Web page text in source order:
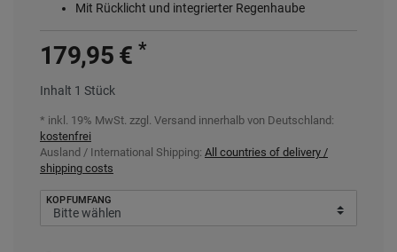
Mit Rücklicht und integrierter Regenhaube
179,95 € *
Inhalt 1 Stück
* inkl. 19% MwSt. zzgl. Versand innerhalb von Deutschland:
kostenfrei
Ausland / International Shipping: All countries of delivery /
shipping costs
KOPFUMFANG